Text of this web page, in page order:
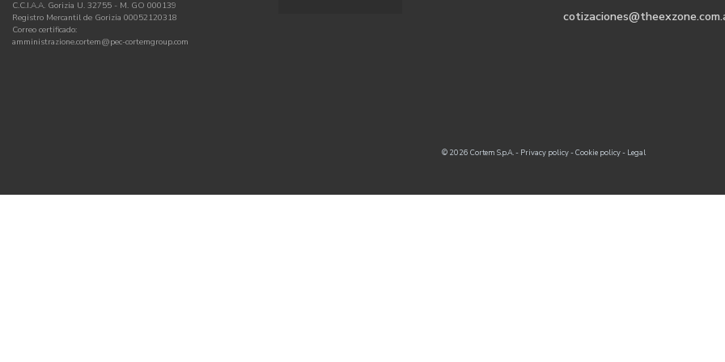
C.C.I.A.A. Gorizia U. 32755 - M. GO 000139
Registro Mercantil de Gorizia 00052120318
Correo certificado:
amministrazione.cortem@pec-cortemgroup.com
© 2026 Cortem S.p.A. - Privacy policy-Cookie policy- Legal